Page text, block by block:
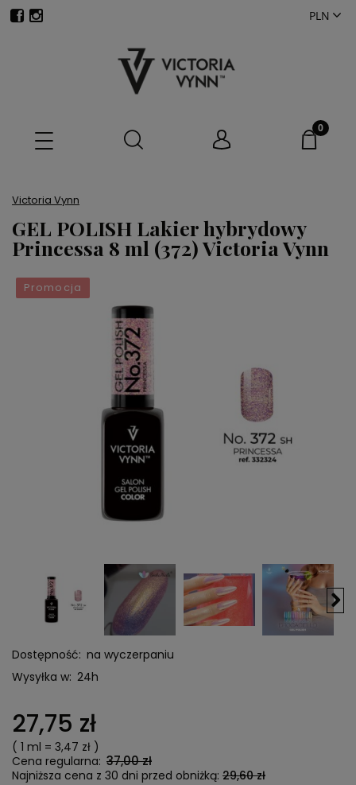
Victoria Vynn
GEL POLISH Lakier hybrydowy
Princessa 8 ml (372) Victoria Vynn
Promocja
Dostępność: na wyczerpaniu
Wysyłka w: 24h
27,75 zł
( 1 ml = 3,47 zł )
Cena regularna: 37,00 zł
Najniższa cena z 30 dni przed obniżką: 29,60 zł